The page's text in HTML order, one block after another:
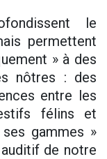
le
permettent
» à des
nôtres : des
entre les
félins et
gammes »
de notre